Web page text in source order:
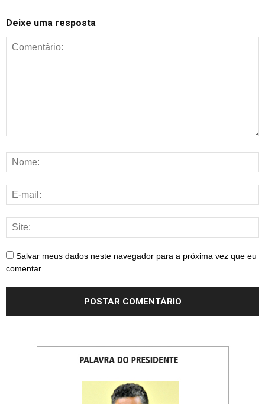
Deixe uma resposta
Salvar meus dados neste navegador para a próxima vez que eu
comentar.